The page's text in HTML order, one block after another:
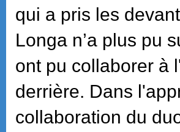
qui a pris les
Longa n’a plus pu
ont pu collaborer à
derrière. Dans
collaboration du